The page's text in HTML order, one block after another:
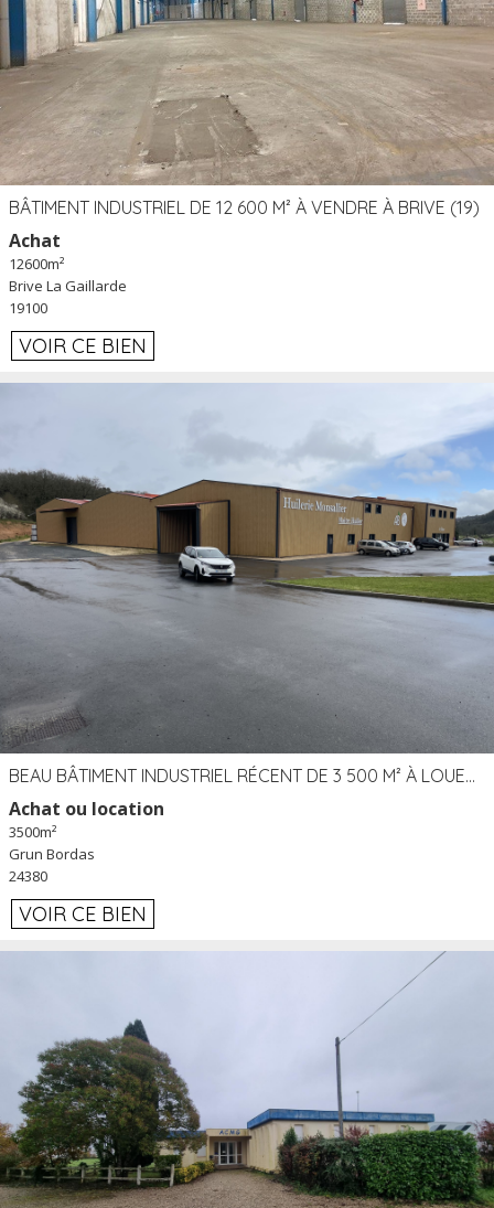
BÂTIMENT INDUSTRIEL DE 12 600 M² À VENDRE À BRIVE (19)
Achat
12600m²
Brive La Gaillarde
19100
VOIR CE BIEN
BEAU BÂTIMENT INDUSTRIEL RÉCENT DE 3 500 M² À LOUER OU VENDRE PROCHE PÉRIGUEUX (24)
Achat ou location
3500m²
Grun Bordas
24380
VOIR CE BIEN